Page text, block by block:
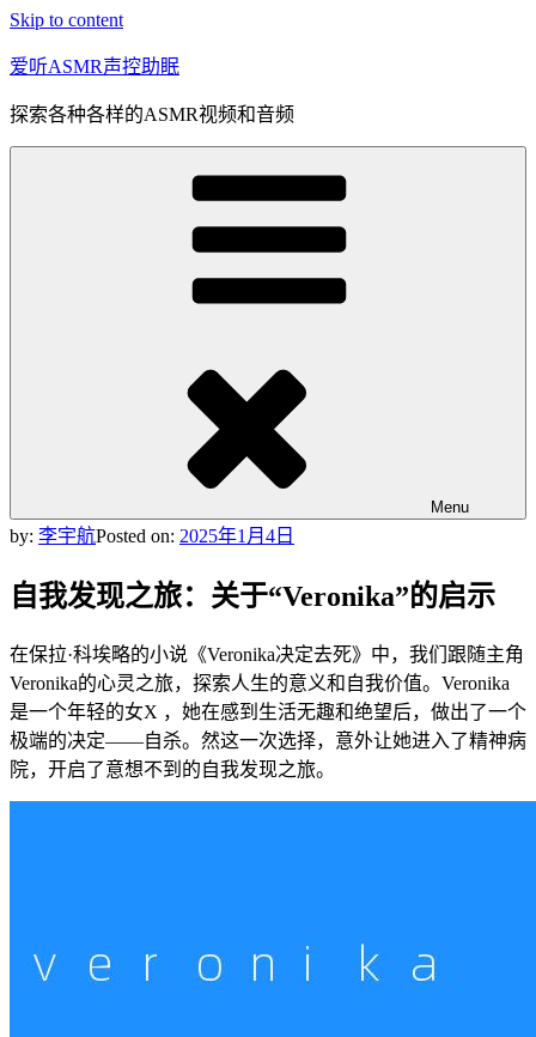
Skip to content
爱听ASMR声控助眠
探索各种各样的ASMR视频和音频
Menu
by: 李宇航Posted on: 2025年1月4日
自我发现之旅：关于“Veronika”的启示
在保拉·科埃略的小说《Veronika决定去死》中，我们跟随主角
Veronika的心灵之旅，探索人生的意义和自我价值。Veronika
是一个年轻的女X ，她在感到生活无趣和绝望后，做出了一个
极端的决定——自杀。然这一次选择，意外让她进入了精神病
院，开启了意想不到的自我发现之旅。